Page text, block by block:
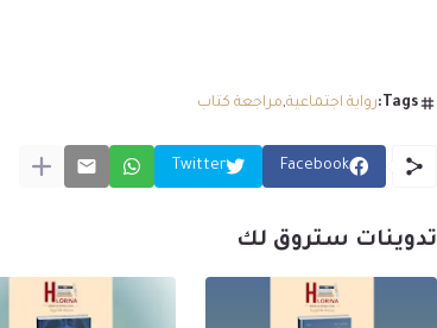
Tags: رواية اجتماعية مراجعة كتاب
Facebook
Twitter
تدوينات ستروق لك